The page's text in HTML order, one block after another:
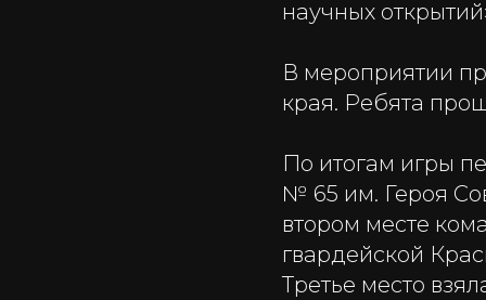
научных
В мероприятии
края. Ребята
По итогам игры
№ 65 им. Героя
втором месте
гвардейской
Третье место